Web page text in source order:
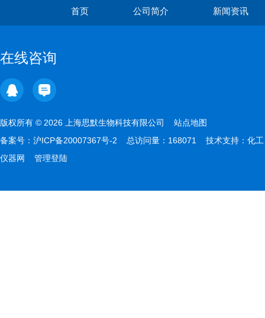
首页 公司简介 新闻资讯
在线咨询
版权所有 © 2026 上海思默生物科技有限公司 站点地图
备案号： 沪ICP备20007367号-2 总访问量：168071 技术支持： 化工
仪器网
管理登陆